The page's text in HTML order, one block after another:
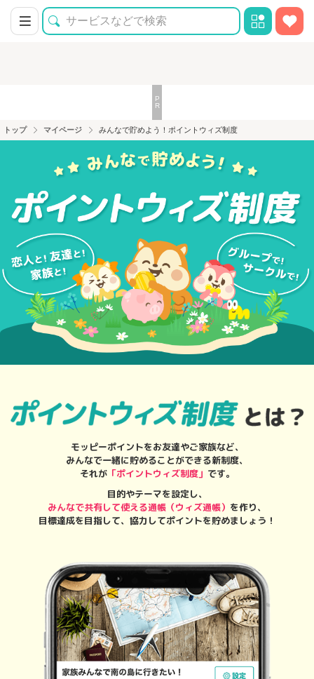
トップ マイページ みんなで貯めよう！ポイントウィズ制度
モッピーポイントをお友達やご家族など、
みんなで一緒に貯めることができる新制度、
それが「ポイントウィズ制度」 です。
目的やテーマを設定し、
みんなで共有して使える通帳（ウィズ通帳） を作り、
目標達成を目指して、協力してポイントを貯めましょう！